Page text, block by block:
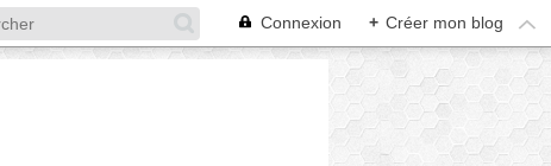
Connexion + Créer mon blog